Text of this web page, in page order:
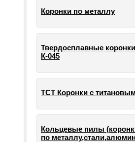
Коронки по металлу
Твердосплавные
К-045
ТСТ Коронки с
Кольцевые пилы
по